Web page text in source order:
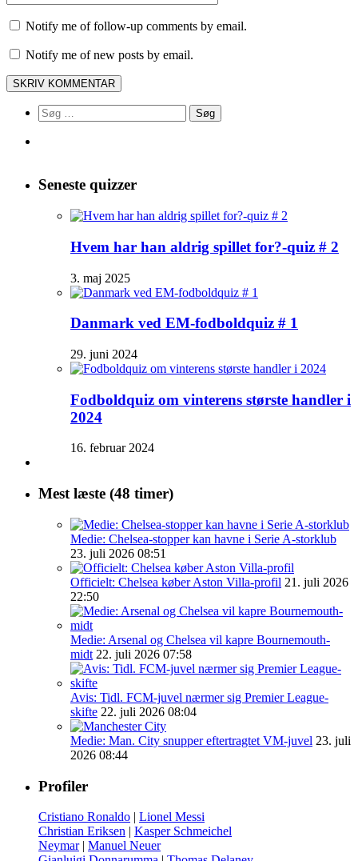
Notify me of follow-up comments by email.
Notify me of new posts by email.
Søg
efter:
Seneste quizzer
Hvem har han aldrig spillet for?-quiz # 2
3. maj 2025
Danmark ved EM-fodboldquiz # 1
29. juni 2024
Fodboldquiz om vinterens største handler i
2024
16. februar 2024
Mest læste (48 timer)
Medie: Chelsea-stopper kan havne i Serie A-storklub
23. juli 2026 08:51
Officielt: Chelsea køber Aston Villa-profil 21. juli 2026
22:50
Medie: Arsenal og Chelsea vil kapre Bournemouth-
midt 22. juli 2026 07:58
Avis: Tidl. FCM-juvel nærmer sig Premier League-
skifte 22. juli 2026 08:04
Medie: Man. City snupper eftertragtet VM-juvel 23. juli
2026 08:44
Profiler
Cristiano Ronaldo | Lionel Messi
Christian Eriksen | Kasper Schmeichel
Neymar| Manuel Neuer